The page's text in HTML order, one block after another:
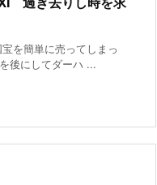
を簡単に売ってしまっ
後にしてダーハ ...